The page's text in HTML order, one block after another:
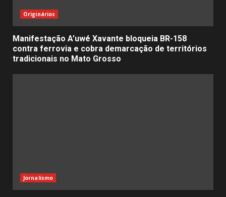
Originários
Manifestação A’uwé Xavante bloqueia BR-158
contra ferrovia e cobra demarcação de territórios
tradicionais no Mato Grosso
Jornalismo